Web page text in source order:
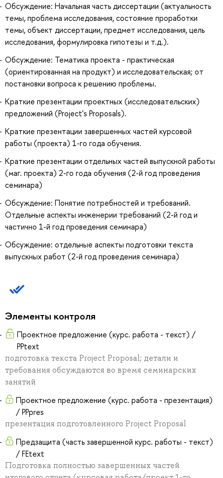
Обсуждение: Начальная часть диссертации (актуальность
темы, проблема исследования, состояние проработки
темы, объект диссертации, предмет исследования, цель
исследования, формулировка гипотезы и т.д.).
Обсуждение: Тематика проекта - практическая
(ориентированная на продукт) и исследовательская; от
постановки вопроса к решению проблемы.
Краткие презентации проектных (исследовательских)
предложений (Project's Proposals).
Краткие презентации завершенных частей курсовой
работы (проекта) 1-го года обучения.
Краткие презентации отдельных частей выпускной работы
(маг. проекта) 2-го года обучения (2-й год проведения
семинара)
Обсуждение: Понятие потребностей и требований.
Отдельные аспекты инженерии требований (2-й год и
частично 1-й год проведения семинара)
Обсуждение: отдельные аспекты подготовки текста
выпускных работ (2-й год проведения семинара)
Элементы контроля
Проектное предложение (курс. работа - текст) /
PPtext
подготовка текста Project Proposal; детали и
требования обсуждаются во время семинарских
занятий
Проектное предложение (курс. работа - презентация)
/ PPpres
презентация подготовленного Project Proposal
Предзащита (часть завершенной курс. работы - текст)
/ FEtext
Подготовка полностью завершенных частей